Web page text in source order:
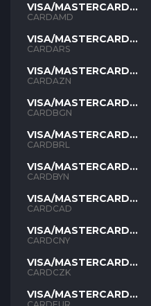
VISA/MASTERCARD
AMD
CARDAMD
VISA/MASTERCARD
ARS
CARDARS
VISA/MASTERCARD
AZN
CARDAZN
VISA/MASTERCARD
BGN
CARDBGN
VISA/MASTERCARD
BRL
CARDBRL
VISA/MASTERCARD
BYN
CARDBYN
VISA/MASTERCARD
CAD
CARDCAD
VISA/MASTERCARD
CNY
CARDCNY
VISA/MASTERCARD
CZK
CARDCZK
VISA/MASTERCARD